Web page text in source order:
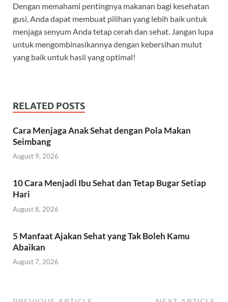
Dengan memahami pentingnya makanan bagi kesehatan
gusi, Anda dapat membuat pilihan yang lebih baik untuk
menjaga senyum Anda tetap cerah dan sehat. Jangan lupa
untuk mengombinasikannya dengan kebersihan mulut
yang baik untuk hasil yang optimal!
RELATED POSTS
Cara Menjaga Anak Sehat dengan Pola Makan
Seimbang
August 9, 2026
10 Cara Menjadi Ibu Sehat dan Tetap Bugar Setiap
Hari
August 8, 2026
5 Manfaat Ajakan Sehat yang Tak Boleh Kamu
Abaikan
August 7, 2026